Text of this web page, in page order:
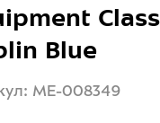
Blue
ME-008349